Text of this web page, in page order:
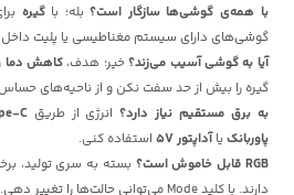
با همه‌ی گوشی‌ها سازگار است؟بله؛ باگیره
گوشی‌های دارای سیستم مغناطیسی یا پلیت
آیا به گوشی آسیب می‌زند؟خیر؛ هدف، کاهش دما
گیره را بیش از حد سفت نکن و از ناحیه‌های حساس
به برق مستقیم نیاز دارد؟انرژی از طریق C
پاوربانک یاآداپتور ۵V
استفاده کنی.
RGB قابل خاموش است؟
بسته به سری تولید،
دارند. با کلید Mode می‌توانی حالت‌ها را تغییر دهی.